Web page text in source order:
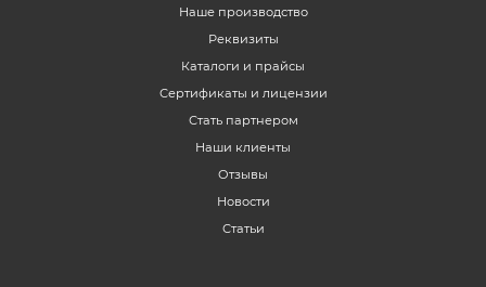
Наше производство
Реквизиты
Каталоги и прайсы
Сертификаты и лицензии
Стать партнером
Наши клиенты
Отзывы
Новости
Статьи